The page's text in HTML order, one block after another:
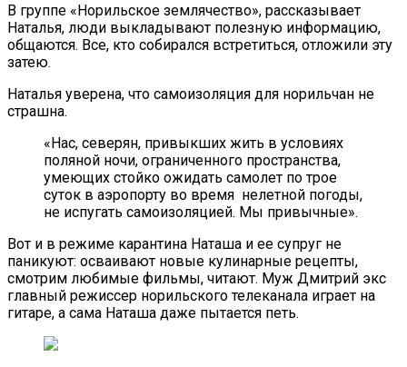
В группе «Норильское землячество», рассказывает
Наталья, люди выкладывают полезную информацию,
общаются. Все, кто собирался встретиться, отложили эту
затею.
Наталья уверена, что самоизоляция для норильчан не
страшна.
«Нас, северян, привыкших жить в условиях
поляной ночи, ограниченного пространства,
умеющих стойко ожидать самолет по трое
суток в аэропорту во время нелетной погоды,
не испугать самоизоляцией. Мы привычные».
Вот и в режиме карантина Наташа и ее супруг не
паникуют: осваивают новые кулинарные рецепты,
смотрим любимые фильмы, читают. Муж Дмитрий экс
главный режиссер норильского телеканала играет на
гитаре, а сама Наташа даже пытается петь.